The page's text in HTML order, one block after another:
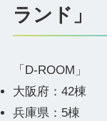
ランド」
「D-ROOM」
大阪府：42棟
兵庫県：5棟